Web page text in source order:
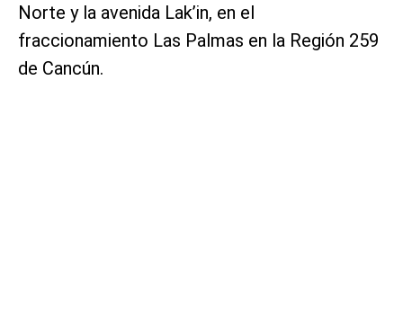
Norte y la avenida Lak’in, en el
fraccionamiento Las Palmas en la Región 259
de Cancún.